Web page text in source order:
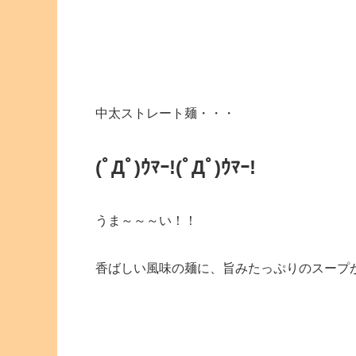
中太ストレート麺・・・
(ﾟДﾟ)ｳﾏｰ!(ﾟДﾟ)ｳﾏｰ!
うま～～～い！！
香ばしい風味の麺に、旨みたっぷりのスープ